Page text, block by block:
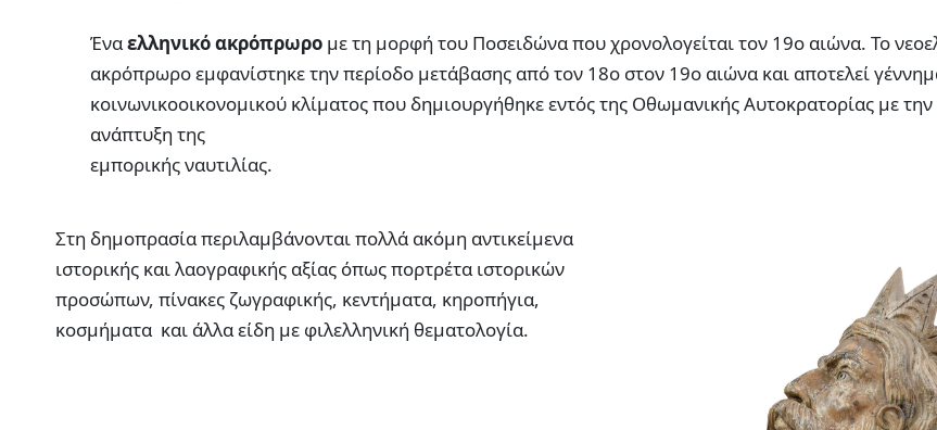
Έναελληνικό ακρόπρωρομε τη μορφή του Ποσειδώνα που χρονολογείται τον 19ο αιώνα. Το
ακρόπρωρο εμφανίστηκε την περίοδο μετάβασης από τον 18ο στον 19ο αιώνα και αποτελεί
κοινωνικοοικονομικού κλίματος που δημιουργήθηκε εντός της Οθωμανικής Αυτοκρατορίας με
ανάπτυξη της
εμπορικής ναυτιλίας.
Στη δημοπρασία περιλαμβάνονται πολλά ακόμη αντικείμενα
ιστορικής και λαογραφικής αξίας όπως πορτρέτα ιστορικών
προσώπων, πίνακες ζωγραφικής, κεντήματα, κηροπήγια,
κοσμήματα και άλλα είδη με φιλελληνική θεματολογία.